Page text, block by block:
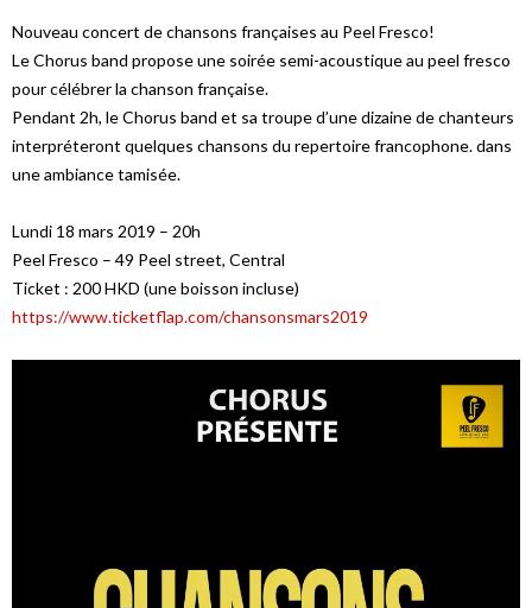
Nouveau concert de chansons françaises au Peel Fresco!
Le Chorus band propose une soirée semi-acoustique au peel fresco
pour célébrer la chanson française.
Pendant 2h, le Chorus band et sa troupe d’une dizaine de chanteurs
interpréteront quelques chansons du repertoire francophone. dans
une ambiance tamisée.
Lundi 18 mars 2019 – 20h
Peel Fresco – 49 Peel street, Central
Ticket : 200 HKD (une boisson incluse)
https://www.ticketflap.com/chansonsmars2019